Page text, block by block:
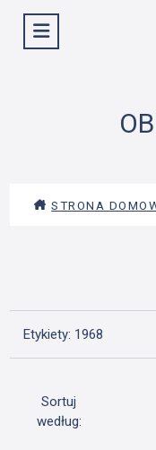
Wyświetl menu
STRONA
Etykiety: 1968
Sortuj
według: